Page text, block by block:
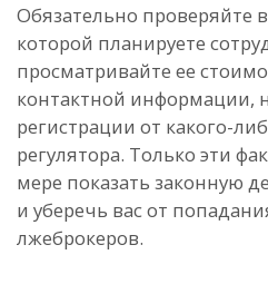
Обязательно проверяйте
которой планируете
просматривайте ее
контактной информации,
регистрации от какого-
регулятора. Только эти
мере показать законную
и уберечь вас от
лжеброкеров.